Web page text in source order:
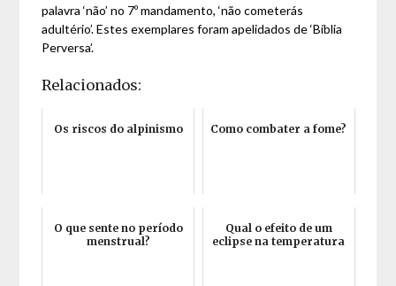
palavra ‘não’ no 7º mandamento, ‘não cometerás
adultério’. Estes exemplares foram apelidados de ‘Bíblia
Perversa’.
Relacionados:
Os riscos do alpinismo Como combater a fome?
O que sente no período
menstrual?
Qual o efeito de um
eclipse na temperatura